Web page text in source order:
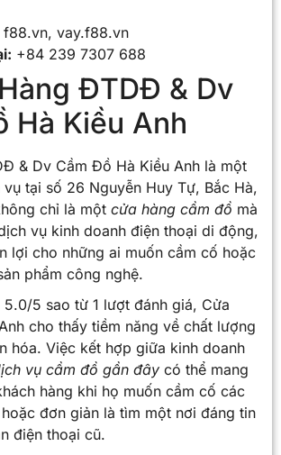
f88.vn, vay.f88.vn
+84 239 7307 688
ĐTDĐ & Dv
Hà Kiều Anh
& Dv Cầm Đồ Hà Kiều Anh là một
tại số 26 Nguyễn Huy Tự, Bắc Hà,
chỉ là một cửa hàng cầm đồ mà
vụ kinh doanh điện thoại di động,
lợi cho những ai muốn cầm cố hoặc
phẩm công nghệ.
5 sao từ 1 lượt đánh giá, Cửa
cho thấy tiềm năng về chất lượng
hóa. Việc kết hợp giữa kinh doanh
vụ cầm đồ gần đây có thể mang
hàng khi họ muốn cầm cố các
đơn giản là tìm một nơi đáng tin
điện thoại cũ.